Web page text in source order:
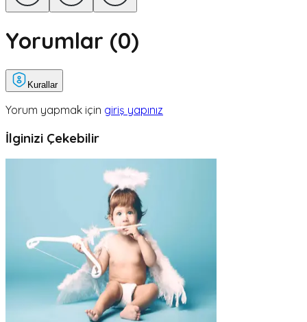
Yorumlar (0)
Kurallar
Yorum yapmak için giriş yapınız
İlginizi Çekebilir